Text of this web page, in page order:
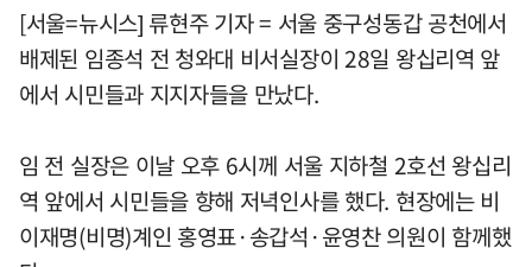
[서울=뉴시스] 류현주 기자 = 서울 중구성동갑 공천에서
배제된 임종석 전 청와대 비서실장이 28일 왕십리역 앞
에서 시민들과 지지자들을 만났다.
임 전 실장은 이날 오후 6시께 서울 지하철 2호선 왕십리
역 앞에서 시민들을 향해 저녁인사를 했다. 현장에는 비
이재명(비명)계인 홍영표·송갑석·윤영찬 의원이 함께했